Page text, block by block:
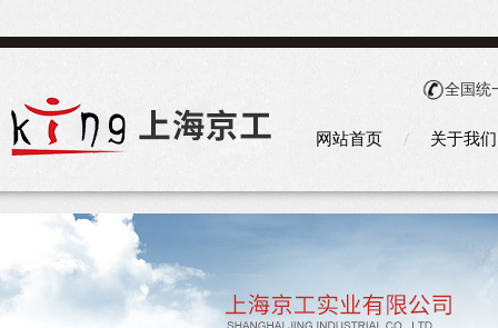
全国统
网站首页 关于我们